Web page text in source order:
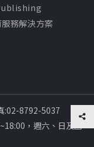
務解決方案
:02-8792-5037
，週六、日及國